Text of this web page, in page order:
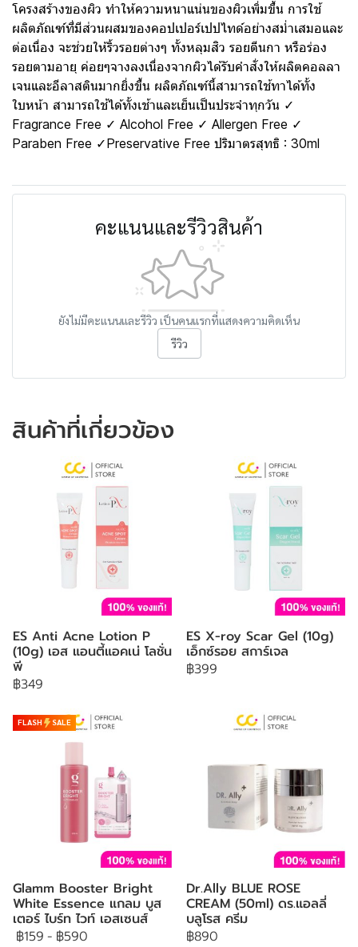
โครงสร้างของผิว ทำให้ความหนาแน่นของผิวเพิ่มขึ้น การใช้
ผลิตภัณฑ์ที่มีส่วนผสมของคอปเปอร์เปปไทด์อย่างสม่ำเสมอและ
ต่อเนื่อง จะช่วยให้ริ้วรอยต่างๆ ทั้งหลุมสิว รอยตีนกา หรือร่อง
รอยตามอายุ ค่อยๆจางลงเนื่องจากผิวได้รับคำสั่งให้ผลิตคอลลา
เจนและอีลาสตินมากยิ่งขึ้น ผลิตภัณฑ์นี้สามารถใช้ทาได้ทั้ง
ใบหน้า สามารถใช้ได้ทั้งเช้าและเย็นเป็นประจำทุกวัน ✓
Fragrance Free ✓ Alcohol Free ✓ Allergen Free ✓
Paraben Free ✓Preservative Free ปริมาตรสุทธิ : 30ml
คะแนนและรีวิวสินค้า
ยังไม่มีคะแนนและรีวิว เป็นคนแรกที่แสดงความคิดเห็น
รีวิว
สินค้าที่เกี่ยวข้อง
ES Anti Acne Lotion P
(10g) เอส แอนตี้แอคเน่ โลชั่น
พี
฿349
ES X-roy Scar Gel (10g)
เอ็กซ์รอย สการ์เจล
฿399
FLASH SALE
Glamm Booster Bright
White Essence แกลม บูส
เตอร์ ไบร์ท ไวท์ เอสเซนส์
฿159 - ฿590
Dr.Ally BLUE ROSE
CREAM (50ml) ดร.แอลลี่
บลูโรส ครีม
฿890